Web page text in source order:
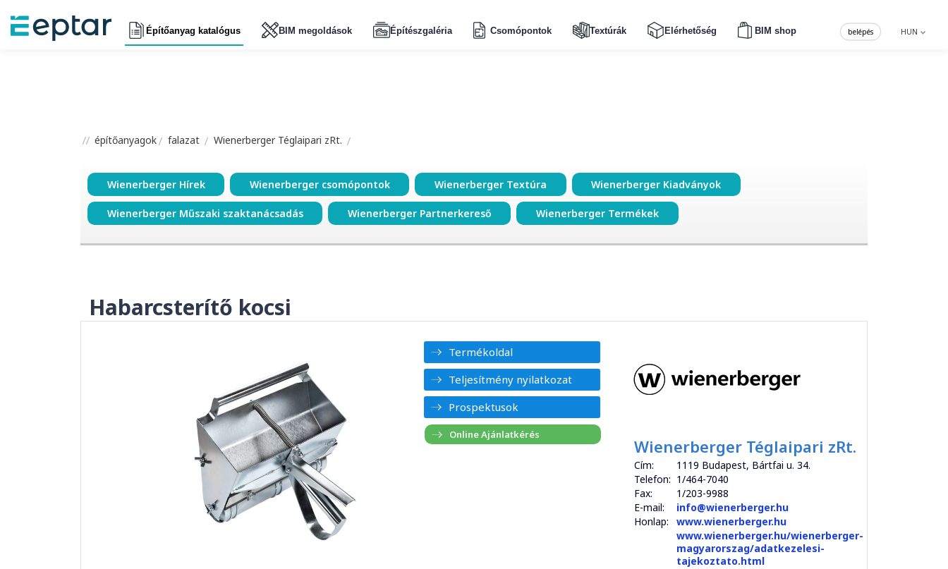
Építőanyag katalógus BIM megoldások Építészgaléria Csomópontok Textúrák Elérhetőség BIM shop HUN
belépés
építőanyagok falazat Wienerberger Téglaipari zRt.
Wienerberger Hírek Wienerberger csomópontok Wienerberger Textúra Wienerberger Kiadványok
Wienerberger Műszaki szaktanácsadás Wienerberger Partnerkereső Wienerberger Termékek
Habarcsterítő kocsi
Termékoldal
Teljesítmény nyilatkozat
Prospektusok
Wienerberger Téglaipari zRt.
Cím:
1119 Budapest, Bártfai u. 34.
Telefon: 1/464-7040
Fax:
1/203-9988
E-mail:
info@wienerberger.hu
Honlap:
www.wienerberger.hu
www.wienerberger.hu/wienerberger-
magyarorszag/adatkezelesi-
tajekoztato.html